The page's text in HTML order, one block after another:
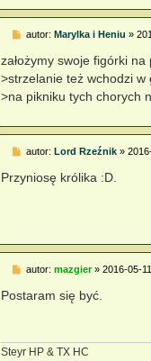
P
s
t
autor: Marylka i Heniu »
założymy swoje figórki
>strzelanie też wchodzi
>na pikniku tych chorych
P
s
t
autor: Lord Rzeźnik»
Przyniosę królika :D.
P
s
t
autor: mazgier» 2016-05-
Postaram się być.
Steyr HP & TX HC